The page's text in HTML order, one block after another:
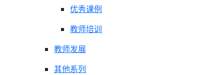
优秀课例
教师培训
教师发展
其他系列